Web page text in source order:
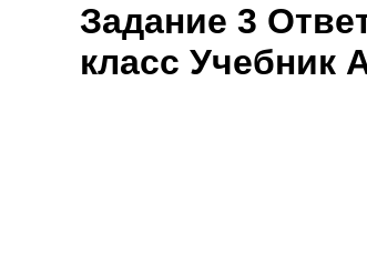
Задание 3
класс Учебник